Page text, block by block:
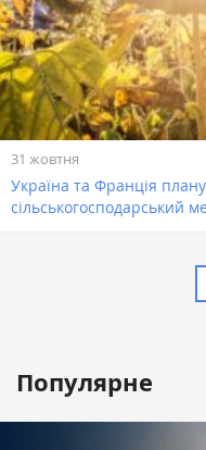
31 жовтня
Україна та Франція
сільськогосподарський
Популярне